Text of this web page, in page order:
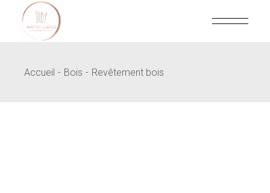
content
Accueil Bois Revêtement bois